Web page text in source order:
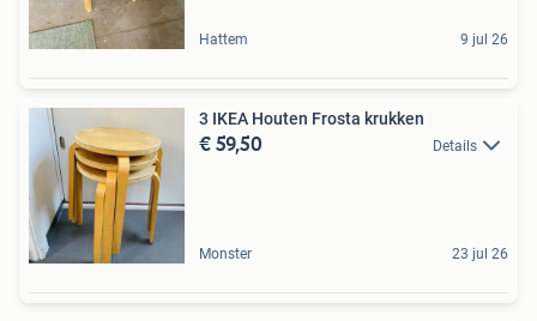
Hattem 9 jul 26
3 IKEA Houten Frosta krukken
€ 59,50 Details
Monster 23 jul 26